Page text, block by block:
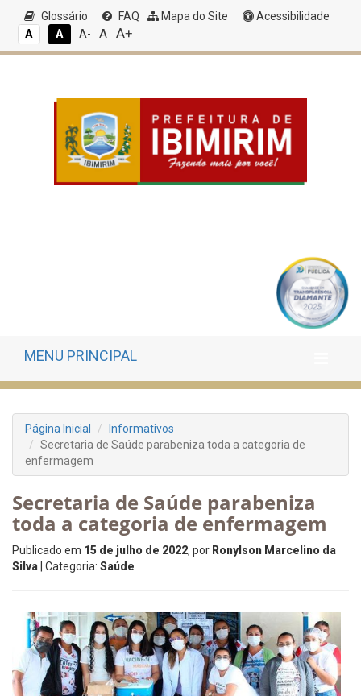
Glossário FAQ Mapa do Site
Acessibilidade
A
A A- A A+
MENU PRINCIPAL
Página Inicial
Informativos
Secretaria de Saúde parabeniza toda a categoria de
enfermagem
Secretaria de Saúde parabeniza
toda a categoria de enfermagem
Publicado em 15 de julho de 2022, por Ronylson Marcelino da
Silva | Categoria: Saúde